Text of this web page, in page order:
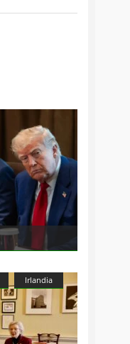
Irlandia